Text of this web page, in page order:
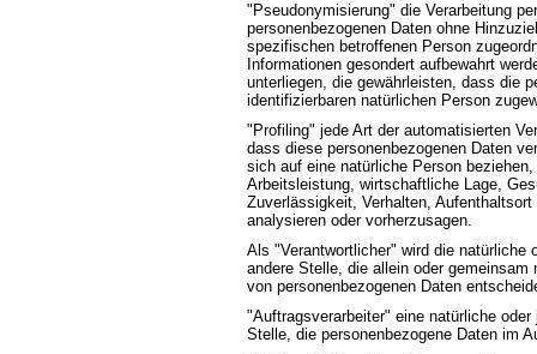
"Pseudonymisierung" die Verarbeitung
personenbezogenen Daten ohne
spezifischen betroffenen Person
Informationen gesondert aufbewahrt
unterliegen, die gewährleisten, dass die
identifizierbaren natürlichen Person
"Profiling" jede Art der automatisierten
dass diese personenbezogenen Daten
sich auf eine natürliche Person
Arbeitsleistung, wirtschaftliche Lage,
Zuverlässigkeit, Verhalten,
analysieren oder vorherzusagen.
Als "Verantwortlicher" wird die natürliche
andere Stelle, die allein oder
von personenbezogenen Daten
"Auftragsverarbeiter" eine natürliche
Stelle, die personenbezogene Daten im